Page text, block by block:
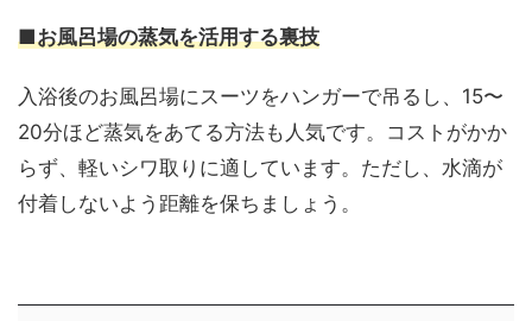
■お風呂場の蒸気を活用する裏技
入浴後のお風呂場にスーツをハンガーで吊るし、15〜
20分ほど蒸気をあてる方法も人気です。コストがかか
らず、軽いシワ取りに適しています。ただし、水滴が
付着しないよう距離を保ちましょう。